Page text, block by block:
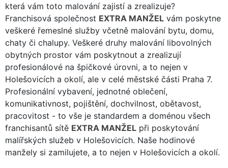
která vám toto malování zajistí a zrealizuje?
Franchisová společnost EXTRA MANŽEL vám poskytne
veškeré řemeslné služby včetně malování bytu, domu,
chaty či chalupy. Veškeré druhy malování libovolných
obytných prostor vám poskytnout a zrealizují
profesionálové na špičkové úrovni, a to nejen v
Holešovicích a okolí, ale v celé městské části Praha 7.
Profesionální vybavení, jednotné oblečení,
komunikativnost, pojištění, dochvilnost, obětavost,
pracovitost - to vše je standardem a doménou všech
franchisantů sítě EXTRA MANŽEL při poskytování
malířských služeb v Holešovicích. Naše hodinové
manžely si zamilujete, a to nejen v Holešovicích a okolí.